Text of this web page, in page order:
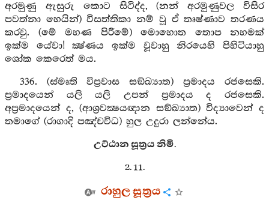
අරමුණු ඇසුරු කොට සිටිද්ද, (නන් අරමුණුවල විසිර
පවත්නා හෙයින්) විසත්තිකා නම් වූ ඒ තෘෂ්ණාව තරණය
කරවු. (මේ මහණ පිරීමේ) මොහොත තොප නහමක්
ඉක්ම යේවා! ක්‍ෂ්ණය ඉක්ම වූවාහු නිරයෙහි පිහිටියාහු
ශෝක කෙරෙත් මය.
336. (ස්මෘති විප්‍රවාස සඞ්ඛ්‍යාත) ප්‍රමාදය රජසෙකි.
ප්‍රමාදයෙන් යලි යලි උපන් ප්‍රමාදය ද රජසෙකි.
අප්‍රමාදයෙන් ද, (ආශ්‍රවක්‍ෂයඥාන සඞ්ඛ්‍යාත) විද්‍යාවෙන් ද
තමාගේ (රාගාදි පඤ්චවිධ) හුල උදුරා ලන්නේය.
උට්ඨාන සූත්‍රය නිමි.
2. 11.
රාහුල සූත්‍රය